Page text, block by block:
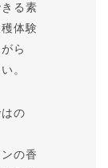
る素
体験
ら
。
の
の香